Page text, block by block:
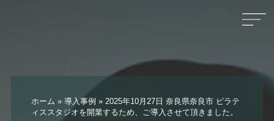
ホーム » 導入事例 » 2025年10月27日 奈良県奈良市 ピラテ
ィススタジオを開業するため、ご導入させて頂きました。